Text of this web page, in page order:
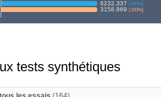
6232.337 (100%)
3158.869 (100%)
tests synthétiques